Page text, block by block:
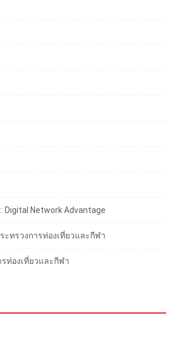
Digital Network Advantage
ะทรวงการท่องเที่ยวและกีฬา
ท่องเที่ยวและกีฬา